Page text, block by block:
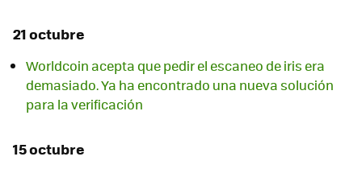
21 octubre
Worldcoin acepta que pedir el escaneo de iris era
demasiado. Ya ha encontrado una nueva solución
para la verificación
15 octubre